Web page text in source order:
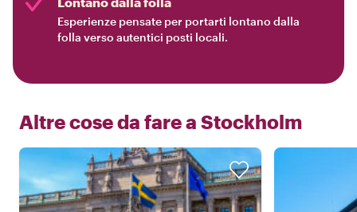
Esperienze pensate per portarti lontano dalla
folla verso autentici posti locali.
Altre cose da fare a Stockholm